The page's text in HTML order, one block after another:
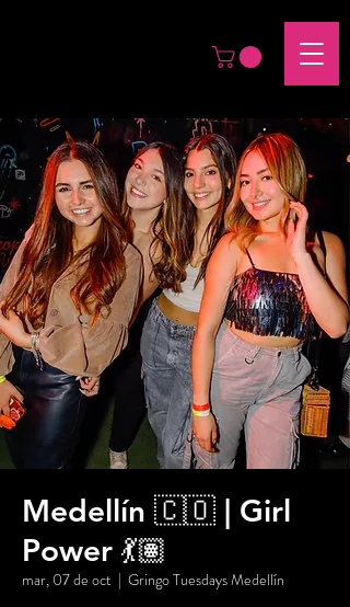
Medellín 🇨🇴 | Girl
Power 💃🏽
mar, 07 de oct
  |
Gringo Tuesdays Medellín